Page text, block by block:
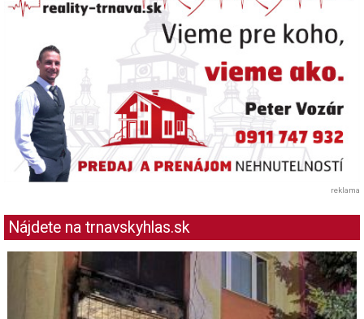
reklama
Nájdete na trnavskyhlas.sk